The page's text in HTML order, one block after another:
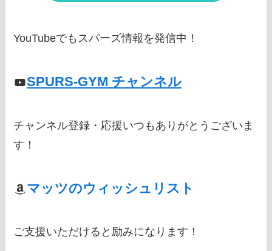
YouTubeでもスパーズ情報を発信中！
SPURS-GYM チャンネル
チャンネル登録・応援いつもありがとうございま
す！
マッツのウィッシュリスト
ご支援いただけると励みになります！